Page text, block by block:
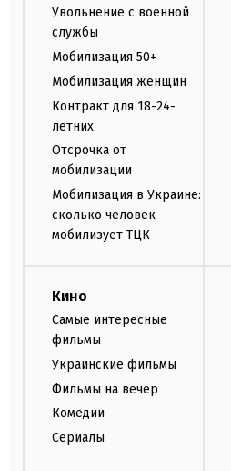
Увольнение с военной
службы
Мобилизация 50+
Мобилизация женщин
Контракт для 18-24-
летних
Отсрочка от
мобилизации
Мобилизация в Украине:
сколько человек
мобилизует ТЦК
Кино
Самые интересные
фильмы
Украинские фильмы
Фильмы на вечер
Комедии
Сериалы